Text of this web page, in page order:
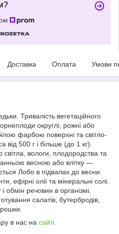
Доставка Оплата Умови
Тривалість вегетаційного
округлі, рожні або
фарбою поверхні та світло-
500 г і більше (до 1 кг).
вологи, плодородства та
весною або влітку —
Лобо в підвалах до весни.
ефірні олії та мінеральні солі.
обмін речовин в організмі.
салатів, бутербродів,
в нас на сайті.